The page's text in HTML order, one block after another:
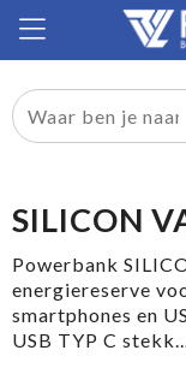
Tassen
Sport
SILICON
Powerbank
energiereserve
smartphones en
USB TYP C stekk